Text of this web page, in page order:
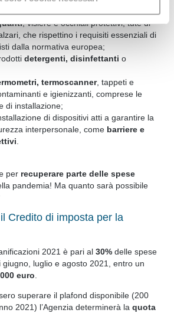
sito, i quali potrebbero
informazioni che l'utente ha fornito
dal suo utilizzo dei loro servizi.
cookie se continua a navigare sul
di protezione individuale, come
, visiere e occhiali protettivi, tute di
che rispettino i requisiti essenziali di
dalla normativa europea;
detergenti, disinfettanti o
termoscanner, tappeti e
e igienizzanti, comprese le
di installazione;
di dispositivi atti a garantire la
interpersonale, come barriere e
.
per recuperare parte delle spese
pandemia! Ma quanto sarà possibile
Credito di imposta per la
2021 è pari al 30% delle spese
luglio e agosto 2021, entro un
euro
superare il plafond disponibile (200
2021) l’Agenzia determinerà la quota